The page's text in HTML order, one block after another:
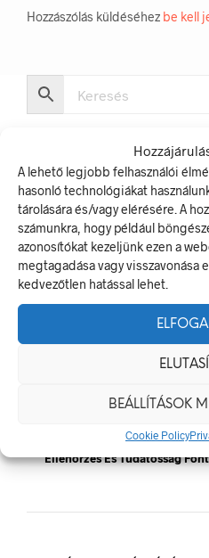
A lehető legjobb felhasználói
hasonló technológiákat
tárolására és/vagy elérésére. A
számunkra, hogy például
azonosítókat kezeljünk ezen a
megtagadása vagy visszavonása
kedvezőtlen hatással lehet.
BEÁLLÍTÁSOK
Cookie Policy
Hozzászólás küldéséhez be kell
LEGUTÓBBI BEJEGYZÉSEK
Munkavédelmi Táblák És
Nélkülözhetetlenek A
És Hogyan Teheted Egyedivé?
Céges Logóval Ellátott Pólók:
A Biztonságos
Jelek Fontossága
A Munkavédelmi Rendelet És
Ellenőrzés És Tudatosság